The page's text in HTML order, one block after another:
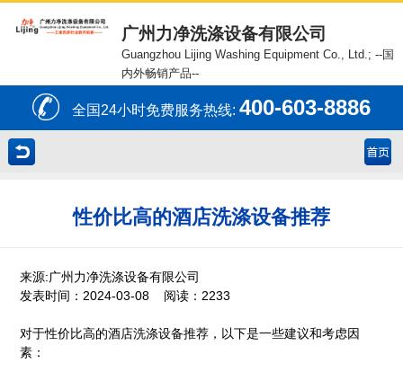
广州力净洗涤设备有限公司
Guangzhou Lijing Washing Equipment Co., Ltd.; --国
内外畅销产品--
全国24小时免费服务热线:400-603-8886
性价比高的酒店洗涤设备推荐
来源:广州力净洗涤设备有限公司
发表时间：2024-03-08 阅读：2233
对于性价比高的酒店洗涤设备推荐，以下是一些建议和考虑因
素：